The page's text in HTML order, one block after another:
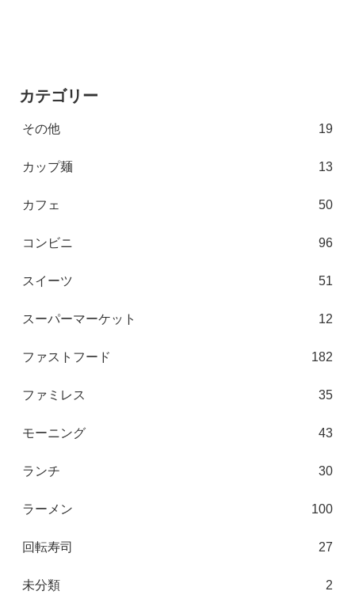
カテゴリー
その他 19
カップ麺 13
カフェ 50
コンビニ 96
スイーツ 51
スーパーマーケット 12
ファストフード 182
ファミレス 35
モーニング 43
ランチ 30
ラーメン 100
回転寿司 27
未分類 2